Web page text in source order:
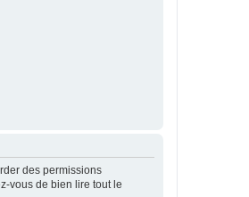
des permissions
vous de bien lire tout le